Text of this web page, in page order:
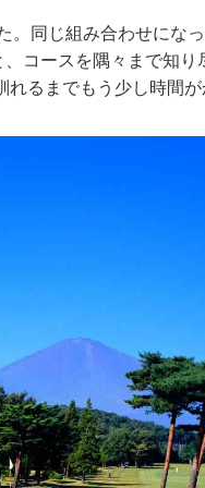
。同じ組み合わせにな
コースを隅々まで知
るまでもう少し時間が